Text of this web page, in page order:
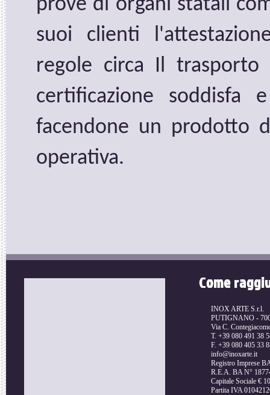
prove di organi statali
suoi clienti
regole circa Il
certificazione soddisfa
facendone un prodotto
operativa.
Come
INOX ARTE S.r.l.
PUTIGNANO -
Via C.
T. +39 080 491 38
F. +39 080 405 33
info@inoxarte.it
Registro Imprese
R.E.A. BA N°
Capitale Sociale €
Partita IVA